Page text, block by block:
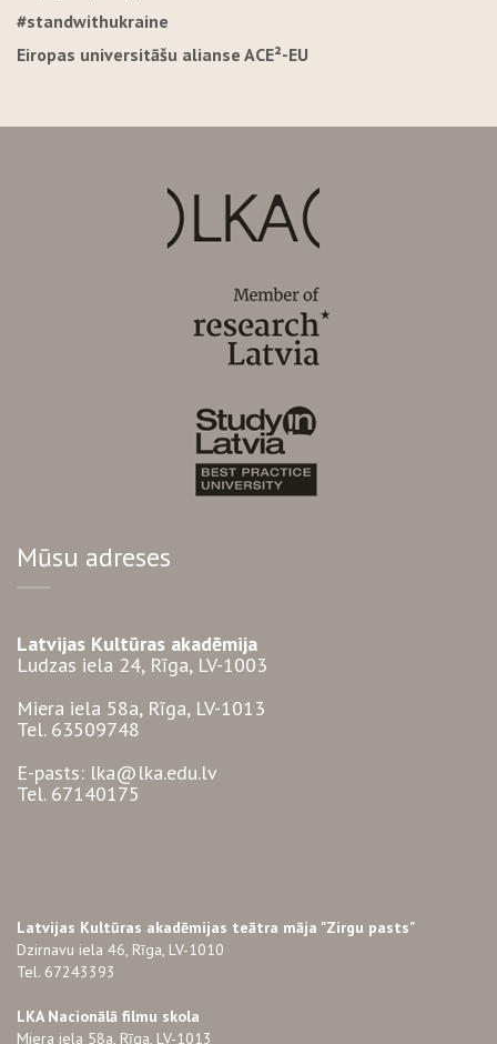
#standwithukraine
Eiropas universitāšu alianse ACE²-EU
Mūsu adreses
Latvijas Kultūras akadēmija
Ludzas iela 24, Rīga, LV-1003
Miera iela 58a, Rīga, LV-1013
Tel. 63509748
E-pasts: lka@lka.edu.lv
Tel. 67140175
Latvijas Kultūras akadēmijas teātra māja "Zirgu pasts"
Dzirnavu iela 46, Rīga, LV-1010
Tel. 67243393
LKA Nacionālā filmu skola
Miera iela 58a, Rīga, LV-1013